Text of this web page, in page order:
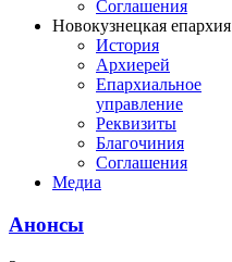
Соглашения
Новокузнецкая епархия
История
Архиерей
Епархиальное
управление
Реквизиты
Благочиния
Соглашения
Медиа
Анонсы